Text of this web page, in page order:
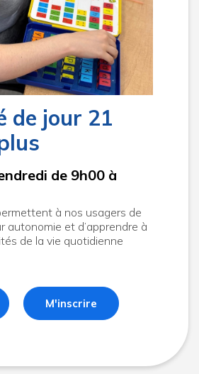
de jour 21
de 9h00 à
à nos usagers de
autonomie et d’apprendre à
de la vie quotidienne
M'inscrire